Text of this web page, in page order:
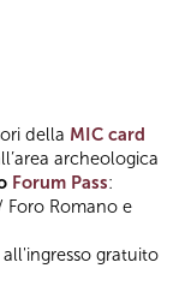
della MIC card
archeologica
Forum Pass:
Foro Romano e
gratuito